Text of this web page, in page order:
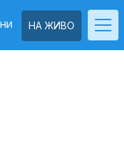
НА ЖИВО